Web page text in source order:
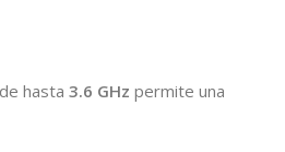
hasta 3.6 GHz permite una